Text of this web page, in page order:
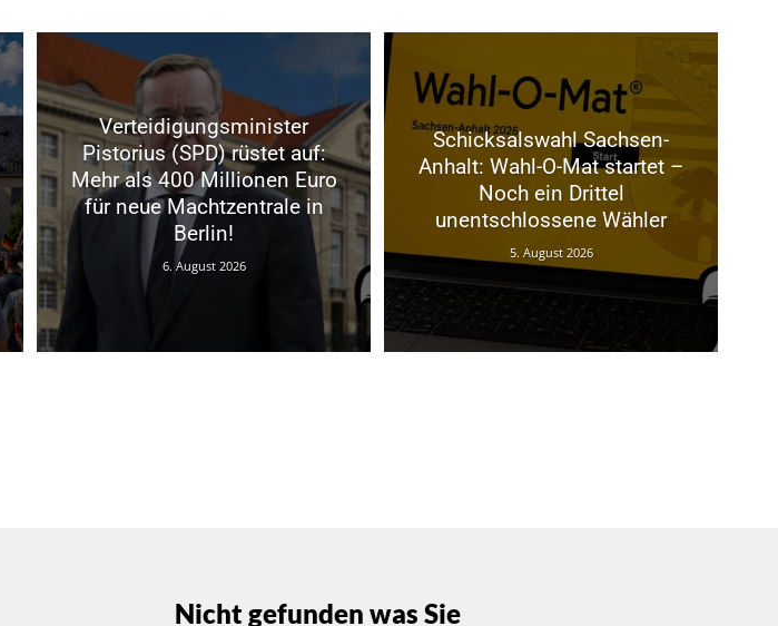
Verteidigungsminister
Pistorius (SPD) rüstet auf:
Mehr als 400 Millionen Euro
für neue Machtzentrale in
Berlin!
6. August 2026
Schicksalswahl Sachsen-
Anhalt: Wahl-O-Mat startet –
Noch ein Drittel
unentschlossene Wähler
5. August 2026
Nicht gefunden was Sie